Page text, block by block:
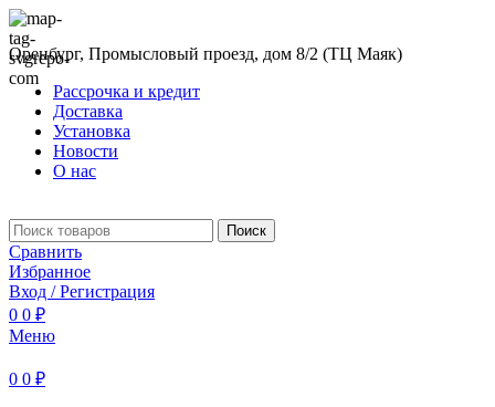
Оренбург, Промысловый проезд, дом 8/2 (ТЦ Маяк)
Рассрочка и кредит
Доставка
Установка
Новости
О нас
Поиск
Сравнить
Избранное
Вход / Регистрация
0 0 ₽
Меню
0 0 ₽